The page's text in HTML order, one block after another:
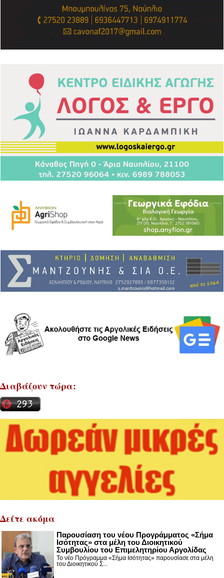
Διαβάζουν τώρα:
Δείτε ακόμα
Παρουσίαση του νέου Προγράμματος «Σήμα
Ισότητας» στα μέλη του Διοικητικού
Συμβουλίου του Επιμελητηρίου Αργολίδας
Το νέο Πρόγραμμα «Σήμα Ισότητας» παρουσίασε στα μέλη
του Διοικητικού Σ...